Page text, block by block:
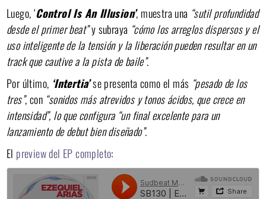
Luego, ‘Control Is An Illusion’, muestra una “sutil profundidad
desde el primer beat”y subraya “cómo los arreglos dispersos y el
uso inteligente de la tensión y la liberación pueden resultar en un
track que cautive a la pista de baile”.
Por último, ‘Intertia’se presenta como el más “pesado de los
tres”, con “sonidos más atrevidos y tonos ácidos, que crece en
intensidad”, lo que configura “un final excelente para un
lanzamiento de debut bien diseñado”.
El preview del EP completo: